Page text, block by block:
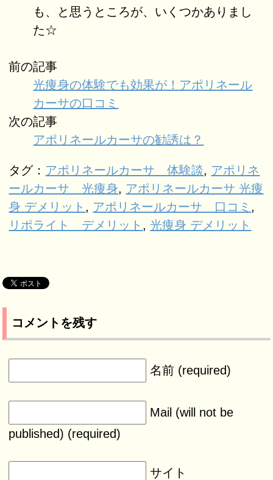
も、と思うところが、いくつかありまし
た☆
前の記事
光痩身の体験でも効果が！アポリネール
カーサの口コミ
次の記事
アポリネールカーサの勧誘は？
タグ： アポリネールカーサ 体験談, アポリネ
ールカーサ 光痩身, アポリネールカーサ 光痩
身 デメリット , アポリネールカーサ 口コミ ,
リポライト デメリット ,光痩身 デメリット
コメントを残す
名前 (required)
Mail (will not be
published) (required)
サイト